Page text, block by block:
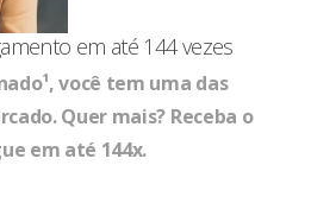
em até 144 vezes
você tem uma das
Quer mais? Receba o
em até 144x.